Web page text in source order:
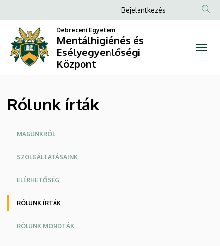
írták
Mentálhigiénés
Esélyegyenlőségi
Központ
a
tartalomra
Anonim
fiók
menüje
Bejelentkezés
Debreceni Egyetem
Mentálhigiénés és
Esélyegyenlőségi
Központ
Rólunk írták
Oldalmenü
MAGUNKRÓL
SZOLGÁLTATÁSAINK
ELÉRHETŐSÉG
RÓLUNK ÍRTÁK
RÓLUNK MONDTÁK